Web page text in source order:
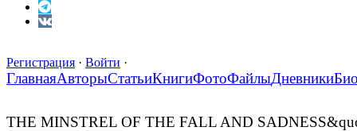
Регистрация · Войти ·
ГлавнаяАвторыСтатьиКнигиФотоФайлыДневники
THE MINSTREL OF THE FALL AND